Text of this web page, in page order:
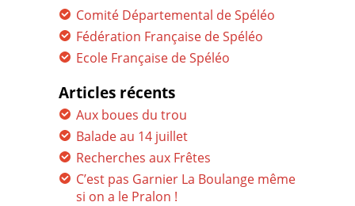
Comité Départemental de Spéléo
Fédération Française de Spéléo
Ecole Française de Spéléo
Articles récents
Aux boues du trou
Balade au 14 juillet
Recherches aux Frêtes
C’est pas Garnier La Boulange même
si on a le Pralon !